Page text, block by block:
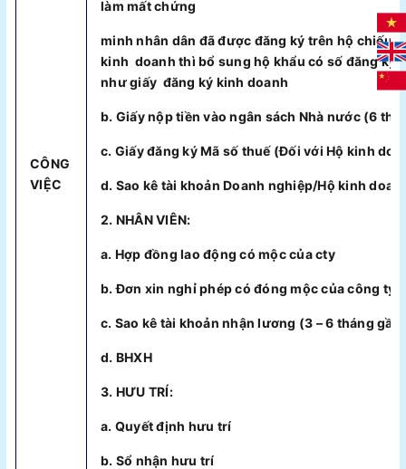
CÔNG
VIỆC
làm mất chứng
minh nhân dân đã được đăng ký trên hộ chiếu
kinh doanh thì bổ sung hộ khẩu có số đăng ký
như giấy đăng ký kinh doanh
b. Giấy nộp tiền vào ngân sách Nhà nước (6
c. Giấy đăng ký Mã số thuế (Đối với Hộ kinh
d. Sao kê tài khoản Doanh nghiệp/Hộ kinh
2. NHÂN VIÊN:
a. Hợp đồng lao động có mộc của cty
b. Đơn xin nghỉ phép có đóng mộc của công ty
c. Sao kê tài khoản nhận lương (3 – 6 tháng
d. BHXH
3. HƯU TRÍ:
a. Quyết định hưu trí
b. Sổ nhận hưu trí